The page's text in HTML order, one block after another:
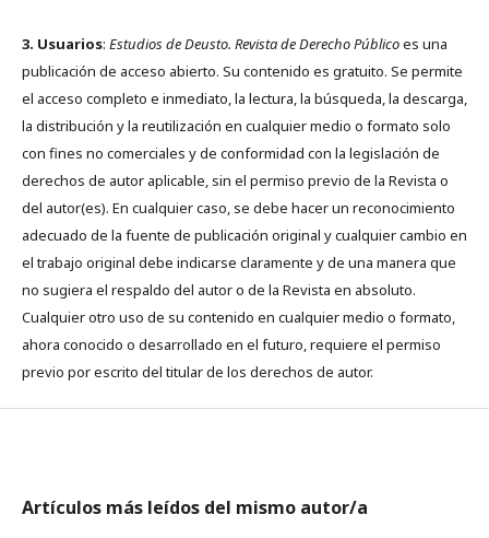
3. Usuarios: Estudios de Deusto. Revista de Derecho Públicoes una
publicación de acceso abierto. Su contenido es gratuito. Se permite
el acceso completo e inmediato, la lectura, la búsqueda, la descarga,
la distribución y la reutilización en cualquier medio o formato solo
con fines no comerciales y de conformidad con la legislación de
derechos de autor aplicable, sin el permiso previo de la Revista o
del autor(es). En cualquier caso, se debe hacer un reconocimiento
adecuado de la fuente de publicación original y cualquier cambio en
el trabajo original debe indicarse claramente y de una manera que
no sugiera el respaldo del autor o de la Revista en absoluto.
Cualquier otro uso de su contenido en cualquier medio o formato,
ahora conocido o desarrollado en el futuro, requiere el permiso
previo por escrito del titular de los derechos de autor.
Artículos más leídos del mismo autor/a